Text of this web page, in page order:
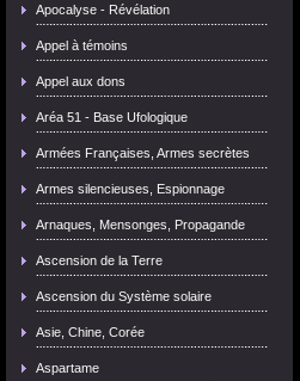
Apocalyse - Révélation
Appel à témoins
Appel aux dons
Aréa 51 - Base Ufologique
Armées Françaises, Armes secrètes
Armes silencieuses, Espionnage
Arnaques, Mensonges, Propagande
Ascension de la Terre
Ascension du Système solaire
Asie, Chine, Corée
Aspartame